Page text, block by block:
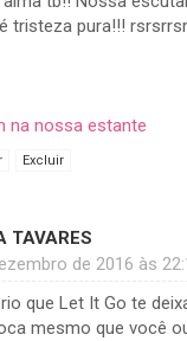
tristeza pura!!!
na nossa estante
Excluir
TAVARES
de 2016 às
que Let It Go te
mesmo que você